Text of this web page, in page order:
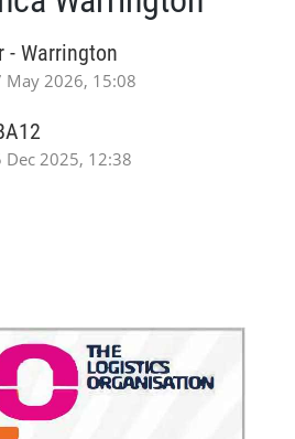
- Warrington
2026, 15:08
2025, 12:38